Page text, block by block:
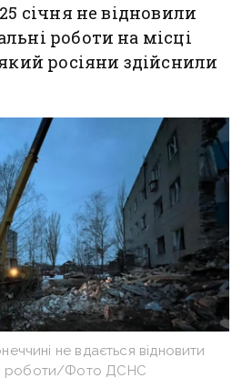
січня не відновили
роботи на місці
росіяни здійснили
не вдається відновити
роботи/Фото ДСНС